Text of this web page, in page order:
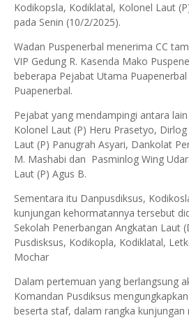
Kodikopsla, Kodiklatal, Kolonel Laut
pada Senin (10/2/2025).
Wadan Puspenerbal menerima CC
VIP Gedung R. Kasenda Mako
beberapa Pejabat Utama
Puapenerbal.
Pejabat yang mendampingi antara
Kolonel Laut (P) Heru Prasetyo,
Laut (P) Panugrah Asyari, Dankolat
M. Mashabi dan Pasminlog Wing
Laut (P) Agus B.
Sementara itu Danpusdiksus,
kunjungan kehormatannya tersebut
Sekolah Penerbangan Angkatan Laut
Pusdisksus, Kodikopla, Kodiklatal,
Mochar
Dalam pertemuan yang berlangsung
Komandan Pusdiksus
beserta staf, dalam rangka kunjungan